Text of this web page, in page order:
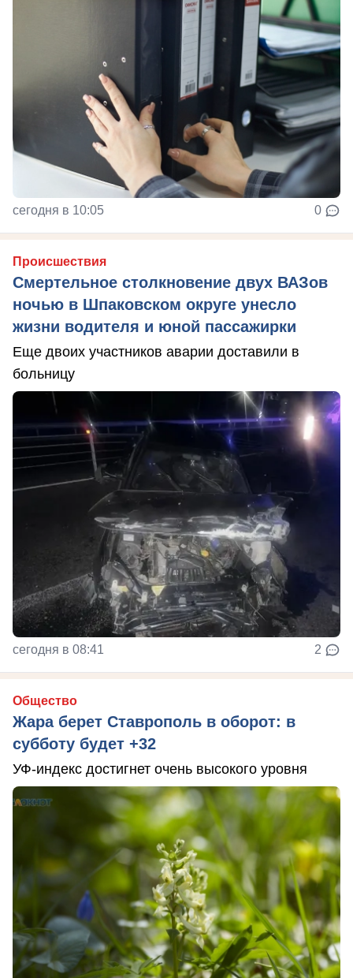
сегодня в 10:05 0
Происшествия
Смертельное столкновение двух ВАЗов
ночью в Шпаковском округе унесло
жизни водителя и юной пассажирки
Еще двоих участников аварии доставили в
больницу
сегодня в 08:41 2
Общество
Жара берет Ставрополь в оборот: в
субботу будет +32
УФ-индекс достигнет очень высокого уровня